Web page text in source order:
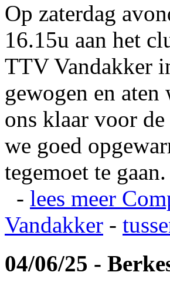
Op zaterdag
16.15u aan het
TTV Vandakker
gewogen en
ons klaar voor
we goed
tegemoet te gaan.
- lees meer
Vandakker -
04/06/25 -